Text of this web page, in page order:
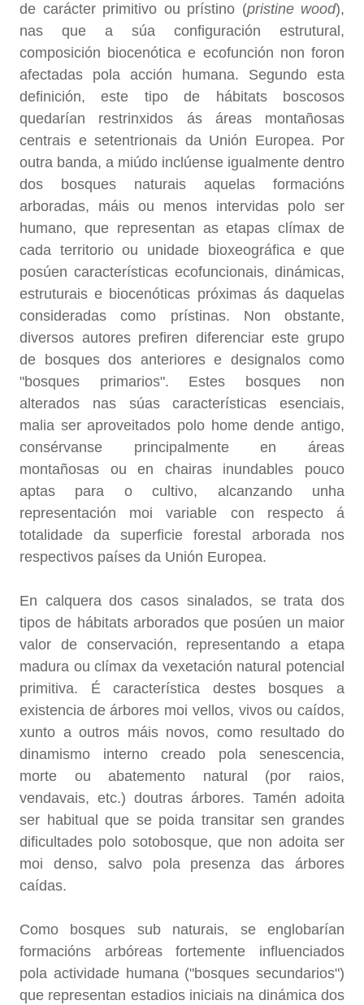
de carácter primitivo ou prístino (pristine wood),
nas que a súa configuración estrutural,
composición biocenótica e ecofunción non foron
afectadas pola acción humana. Segundo esta
definición, este tipo de hábitats boscosos
quedarían restrinxidos ás áreas montañosas
centrais e setentrionais da Unión Europea. Por
outra banda, a miúdo inclúense igualmente dentro
dos bosques naturais aquelas formacións
arboradas, máis ou menos intervidas polo ser
humano, que representan as etapas clímax de
cada territorio ou unidade bioxeográfica e que
posúen características ecofuncionais, dinámicas,
estruturais e biocenóticas próximas ás daquelas
consideradas como prístinas. Non obstante,
diversos autores prefiren diferenciar este grupo
de bosques dos anteriores e designalos como
"bosques primarios". Estes bosques non
alterados nas súas características esenciais,
malia ser aproveitados polo home dende antigo,
consérvanse principalmente en áreas
montañosas ou en chairas inundables pouco
aptas para o cultivo, alcanzando unha
representación moi variable con respecto á
totalidade da superficie forestal arborada nos
respectivos países da Unión Europea.
En calquera dos casos sinalados, se trata dos
tipos de hábitats arborados que posúen un maior
valor de conservación, representando a etapa
madura ou clímax da vexetación natural potencial
primitiva. É característica destes bosques a
existencia de árbores moi vellos, vivos ou caídos,
xunto a outros máis novos, como resultado do
dinamismo interno creado pola senescencia,
morte ou abatemento natural (por raios,
vendavais, etc.) doutras árbores. Tamén adoita
ser habitual que se poida transitar sen grandes
dificultades polo sotobosque, que non adoita ser
moi denso, salvo pola presenza das árbores
caídas.
Como bosques sub naturais, se englobarían
formacións arbóreas fortemente influenciados
pola actividade humana ("bosques secundarios")
que representan estadios iniciais na dinámica dos